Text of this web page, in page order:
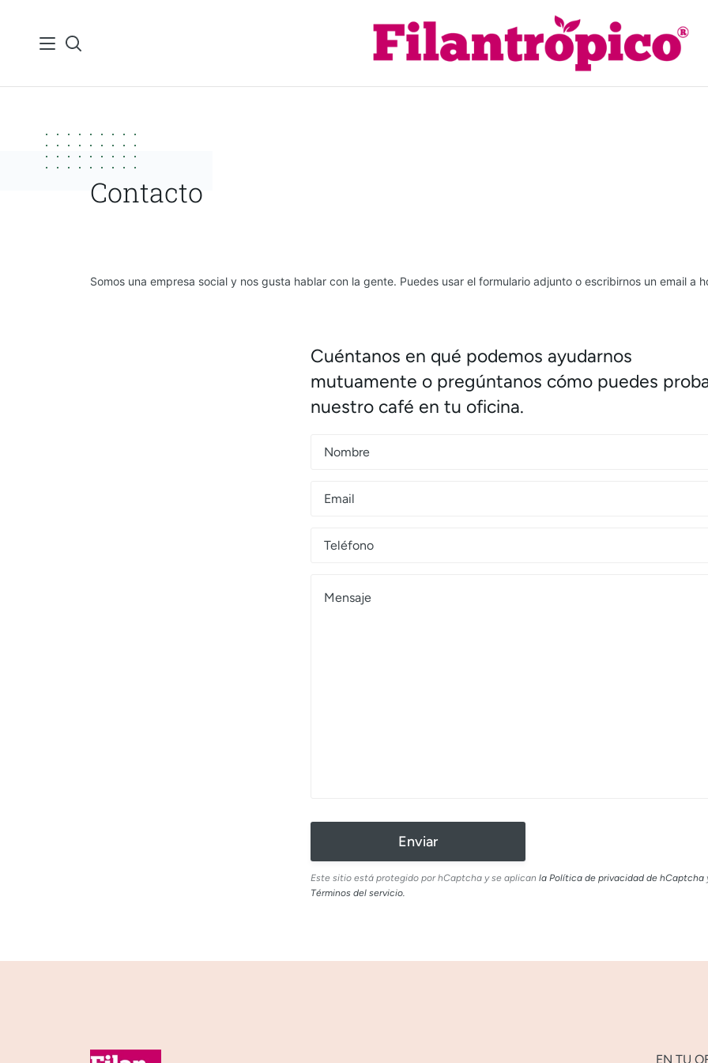
Buscar
Contacto
Somos una empresa social y nos gusta hablar con la gente. Puedes usar el formulario adjunto o escribirnos un email a
Cuéntanos en qué podemos ayudarnos
mutuamente o pregúntanos cómo puedes
nuestro café en tu oficina.
Este sitio está protegido por hCaptcha y se aplican la Política de privacidad de hCaptcha
Términos del servicio.
EN TU